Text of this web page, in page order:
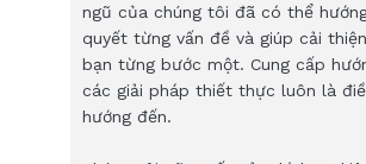
ngũ của chúng tôi đã có thể
quyết từng vấn đề và giúp cải
bạn từng bước một. Cung cấp
các giải pháp thiết thực luôn là
hướng đến.